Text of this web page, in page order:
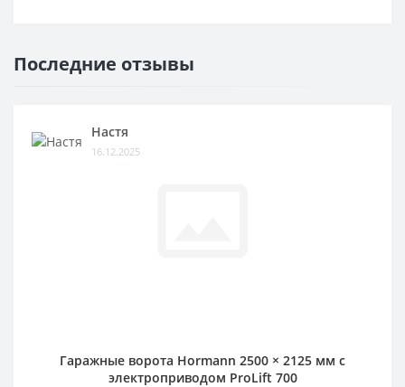
Последние отзывы
Настя
16.12.2025
Гаражные ворота Hormann 2500 × 2125 мм c
электроприводом ProLift 700